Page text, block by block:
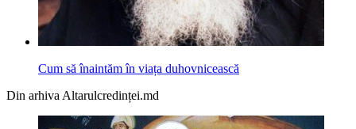
Cum să înaintăm în viața duhovnicească
Din arhiva Altarulcredinței.md